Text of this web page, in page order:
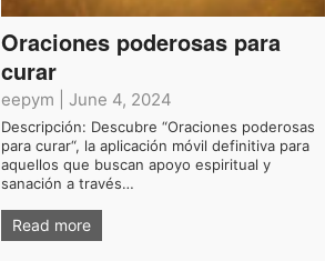
Oraciones poderosas para
curar
eepym June 4, 2024
Descripción: Descubre “Oraciones poderosas
para curar“, la aplicación móvil definitiva para
aquellos que buscan apoyo espiritual y
sanación a través…
Read more